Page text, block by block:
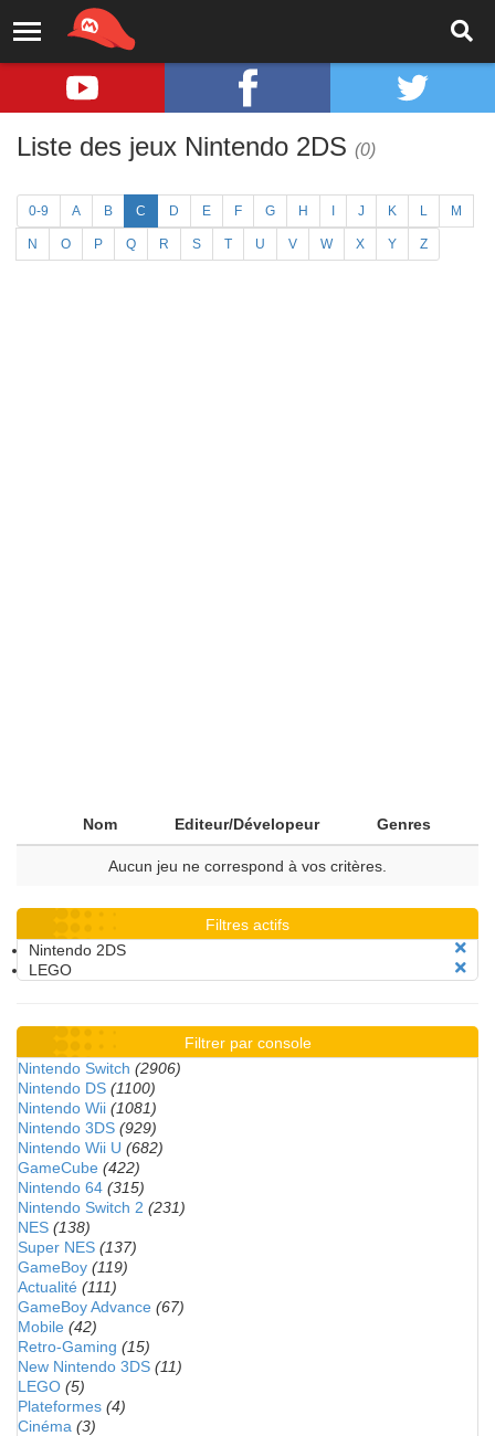
Liste des jeux Nintendo 2DS (0)
0-9 A B C D E F G H J K L M
N O P Q R S T U V W X Y Z
Nom Editeur/Dévelopeur Genres
Aucun jeu ne correspond à vos critères.
Filtres actifs
Nintendo 2DS
LEGO
Filtrer par console
Nintendo Switch (2906)
Nintendo DS (1100)
Nintendo Wii (1081)
Nintendo 3DS (929)
Nintendo Wii U (682)
GameCube (422)
Nintendo 64 (315)
Nintendo Switch 2 (231)
NES (138)
Super NES (137)
GameBoy (119)
Actualité (111)
GameBoy Advance (67)
Mobile (42)
Retro-Gaming (15)
New Nintendo 3DS (11)
LEGO (5)
Plateformes (4)
Cinéma (3)